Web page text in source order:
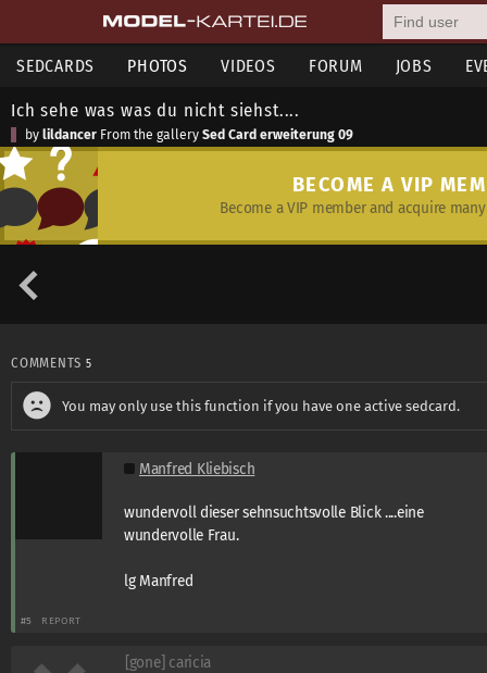
SEDCARDS PHOTOS VIDEOS FORUM JOBS
Ich sehe was was du nicht siehst....
by lildancer From the gallery Sed Card erweiterung 09
BECOME A VIP
Become a VIP member and acquire
COMMENTS 5
You may only use this function if you have one active sedcard.
Manfred Kliebisch
wundervoll dieser sehnsuchtsvolle Blick ....eine
wundervolle Frau.
lg Manfred
#5 REPORT
[gone] caricia